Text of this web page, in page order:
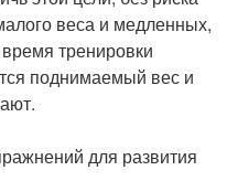
веса и медленных,
тренировки
поднимаемый вес и
для развития